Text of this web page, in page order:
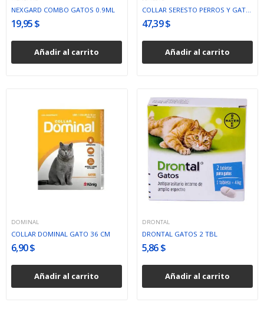
NEXGARD COMBO GATOS 0.9ML
19,95 $
Añadir al carrito
COLLAR SERESTO PERROS Y GATOS PEQUEÑO
47,39 $
Añadir al carrito
DOMINAL
COLLAR DOMINAL GATO 36 CM
6,90 $
Añadir al carrito
DRONTAL
DRONTAL GATOS 2 TBL
5,86 $
Añadir al carrito